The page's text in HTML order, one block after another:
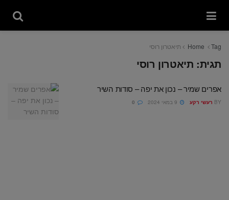
Home Tag תיאטרון רוסי
תגית: תיאטרון רוסי
אפרים שמיר – נכון את יפה – סודות השיר
BY רעשי רקע